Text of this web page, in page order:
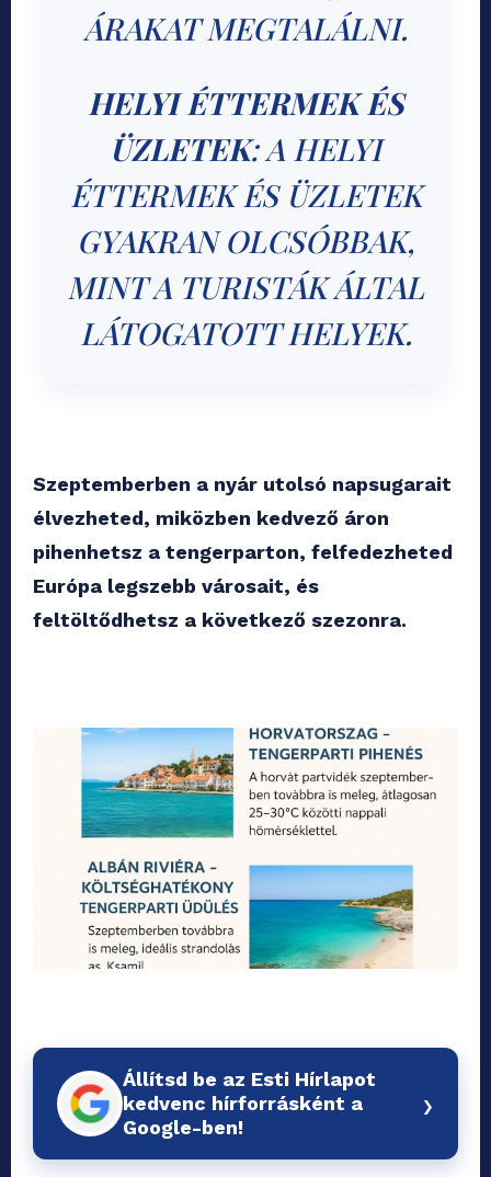
ÁRAKAT MEGTALÁLNI.
HELYI ÉTTERMEK ÉS
ÜZLETEK: A HELYI
ÉTTERMEK ÉS ÜZLETEK
GYAKRAN OLCSÓBBAK,
MINT A TURISTÁK ÁLTAL
LÁTOGATOTT HELYEK.
Szeptemberben a nyár utolsó napsugarait
élvezheted, miközben kedvező áron
pihenhetsz a tengerparton, felfedezheted
Európa legszebb városait, és
feltöltődhetsz a következő szezonra.
Állítsd be az Esti Hírlapot
kedvenc hírforrásként a
Google-ben!
›